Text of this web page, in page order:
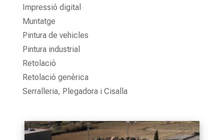
Impressió digital
Muntatge
Pintura de vehicles
Pintura industrial
Retolació
Retolació genèrica
Serralleria, Plegadora i Cisalla